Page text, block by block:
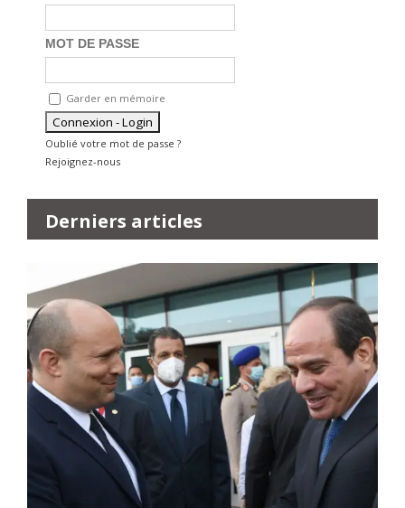
MOT DE PASSE
Garder en mémoire
Oublié votre mot de passe ?
Rejoignez-nous
Derniers articles